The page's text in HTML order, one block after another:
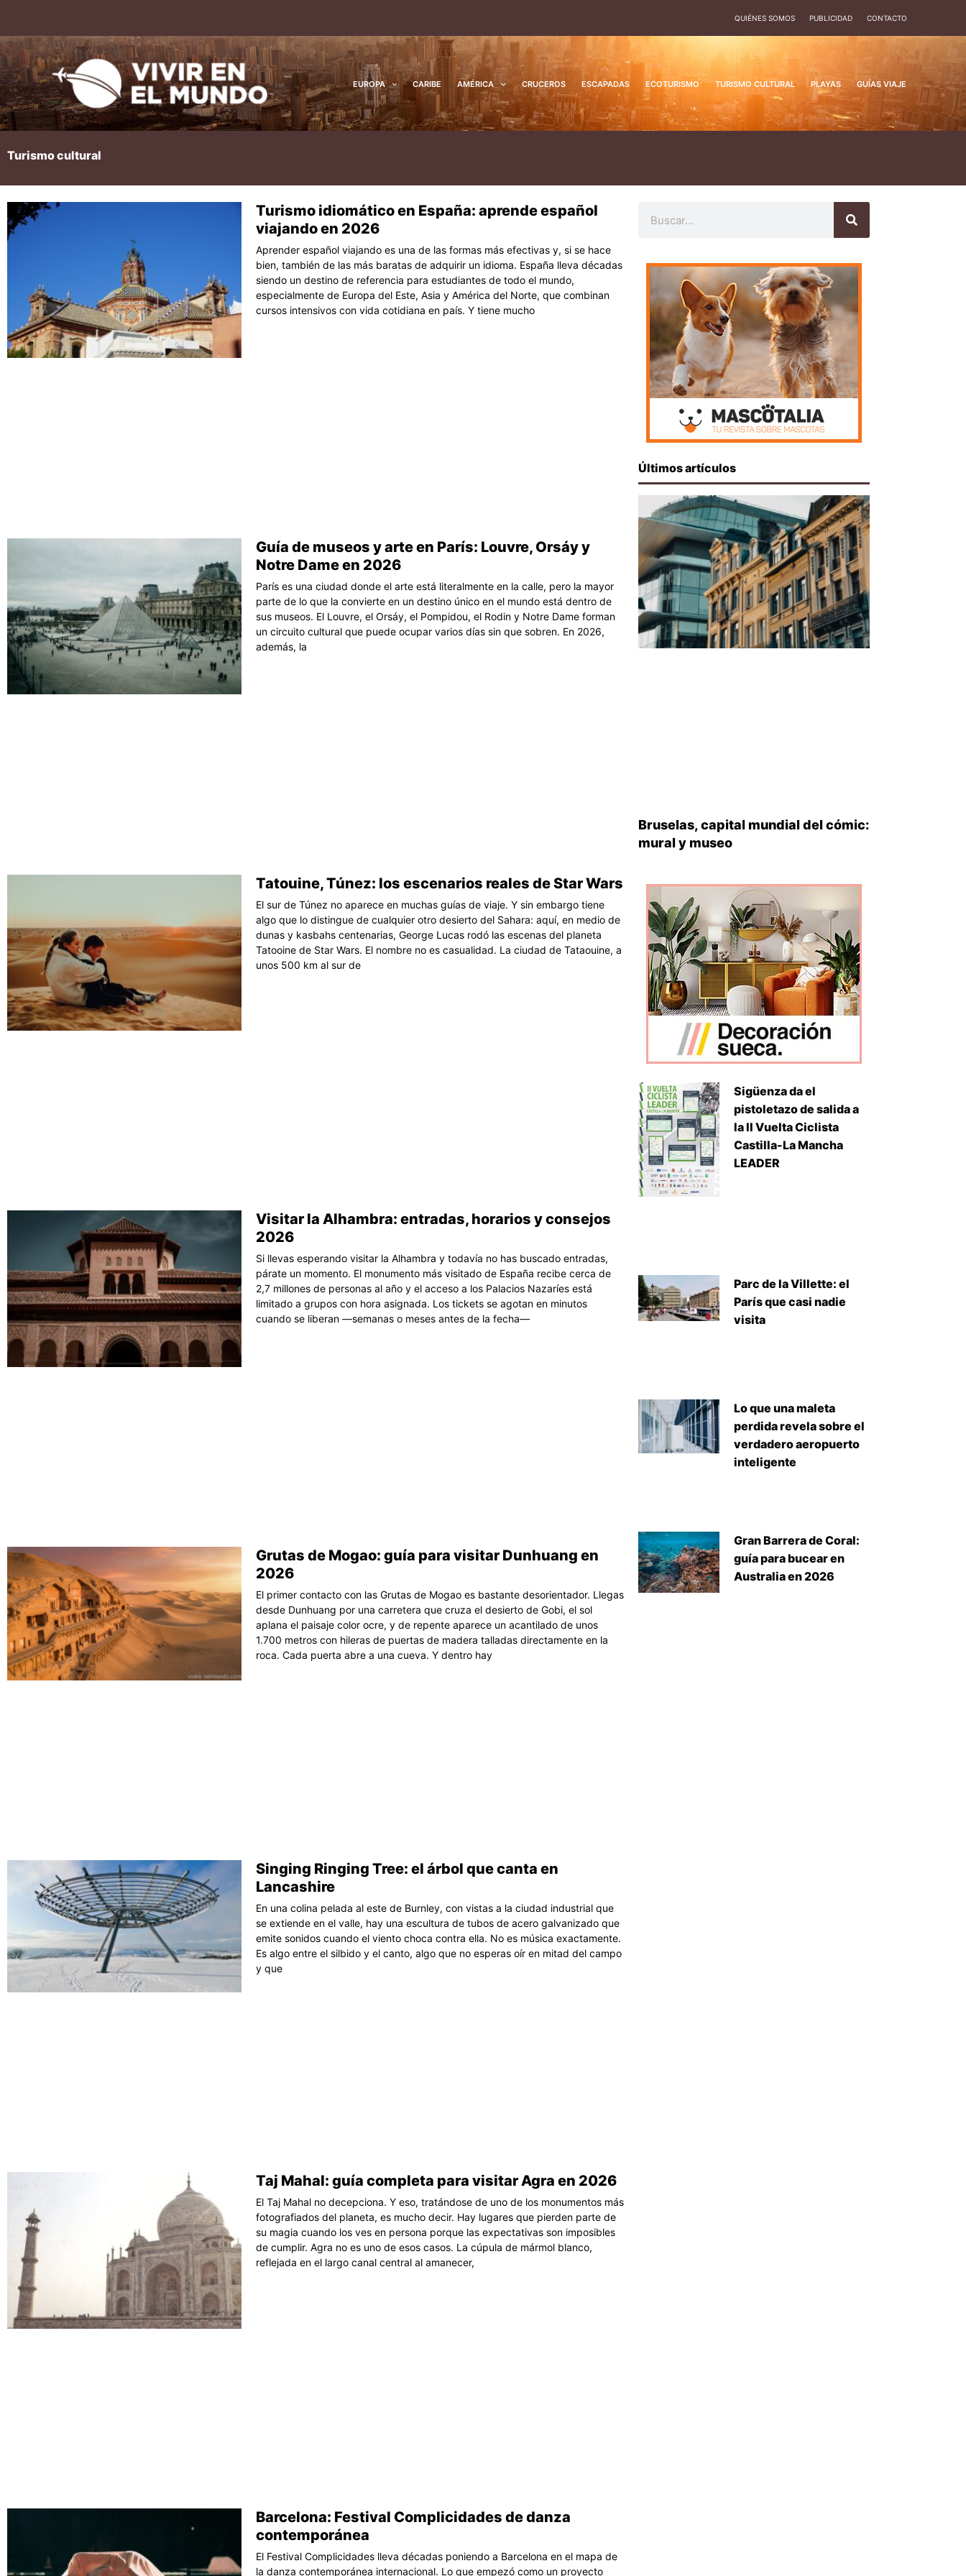
contenido
QUIÉNES SOMOS PUBLICIDAD CONTACTO
EUROPA CARIBE AMÉRICA CRUCEROS ESCAPADAS ECOTURISMO TURISMO CULTURAL PLAYAS GUÍAS VIAJE
Turismo cultural
Turismo idiomático en España: aprende español
viajando en 2026
Aprender español viajando es una de las formas más efectivas y, si se hace
bien, también de las más baratas de adquirir un idioma. España lleva décadas
siendo un destino de referencia para estudiantes de todo el mundo,
especialmente de Europa del Este, Asia y América del Norte, que combinan
cursos intensivos con vida cotidiana en país. Y tiene mucho
Guía de museos y arte en París: Louvre, Orsáy y
Notre Dame en 2026
París es una ciudad donde el arte está literalmente en la calle, pero la mayor
parte de lo que la convierte en un destino único en el mundo está dentro de
sus museos. El Louvre, el Orsáy, el Pompidou, el Rodin y Notre Dame forman
un circuito cultural que puede ocupar varios días sin que sobren. En 2026,
además, la
Tatouine, Túnez: los escenarios reales de Star Wars
El sur de Túnez no aparece en muchas guías de viaje. Y sin embargo tiene
algo que lo distingue de cualquier otro desierto del Sahara: aquí, en medio de
dunas y kasbahs centenarias, George Lucas rodó las escenas del planeta
Tatooine de Star Wars. El nombre no es casualidad. La ciudad de Tataouine, a
unos 500 km al sur de
Visitar la Alhambra: entradas, horarios y consejos
2026
Si llevas esperando visitar la Alhambra y todavía no has buscado entradas,
párate un momento. El monumento más visitado de España recibe cerca de
2,7 millones de personas al año y el acceso a los Palacios Nazaríes está
limitado a grupos con hora asignada. Los tickets se agotan en minutos
cuando se liberan —semanas o meses antes de la fecha—
Grutas de Mogao: guía para visitar Dunhuang en
2026
El primer contacto con las Grutas de Mogao es bastante desorientador. Llegas
desde Dunhuang por una carretera que cruza el desierto de Gobi, el sol
aplana el paisaje color ocre, y de repente aparece un acantilado de unos
1.700 metros con hileras de puertas de madera talladas directamente en la
roca. Cada puerta abre a una cueva. Y dentro hay
Singing Ringing Tree: el árbol que canta en
Lancashire
En una colina pelada al este de Burnley, con vistas a la ciudad industrial que
se extiende en el valle, hay una escultura de tubos de acero galvanizado que
emite sonidos cuando el viento choca contra ella. No es música exactamente.
Es algo entre el silbido y el canto, algo que no esperas oír en mitad del campo
y que
Taj Mahal: guía completa para visitar Agra en 2026
El Taj Mahal no decepciona. Y eso, tratándose de uno de los monumentos más
fotografiados del planeta, es mucho decir. Hay lugares que pierden parte de
su magia cuando los ves en persona porque las expectativas son imposibles
de cumplir. Agra no es uno de esos casos. La cúpula de mármol blanco,
reflejada en el largo canal central al amanecer,
Barcelona: Festival Complicidades de danza
contemporánea
El Festival Complicidades lleva décadas poniendo a Barcelona en el mapa de
la danza contemporánea internacional. Lo que empezó como un proyecto
Página
PáginaPáginaPáginaPágina
Últimos artículos
Bruselas, capital mundial del cómic:
mural y museo
Sigüenza da el
pistoletazo de salida a
la II Vuelta Ciclista
Castilla-La Mancha
LEADER
Parc de la Villette: el
París que casi nadie
visita
Lo que una maleta
perdida revela sobre el
verdadero aeropuerto
inteligente
Gran Barrera de Coral:
guía para bucear en
Australia en 2026